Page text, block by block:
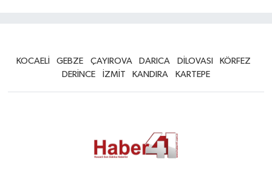
KOCAELİ GEBZE ÇAYIROVA DARICA DİLOVASI
KÖRFEZ
DERİNCE
İZMİT KANDIRA KARTEPE